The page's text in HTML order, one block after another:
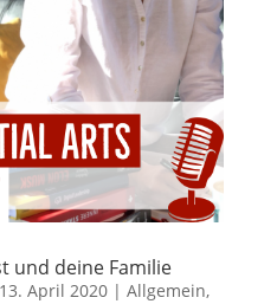
und deine Familie
13. April 2020| Allgemein,